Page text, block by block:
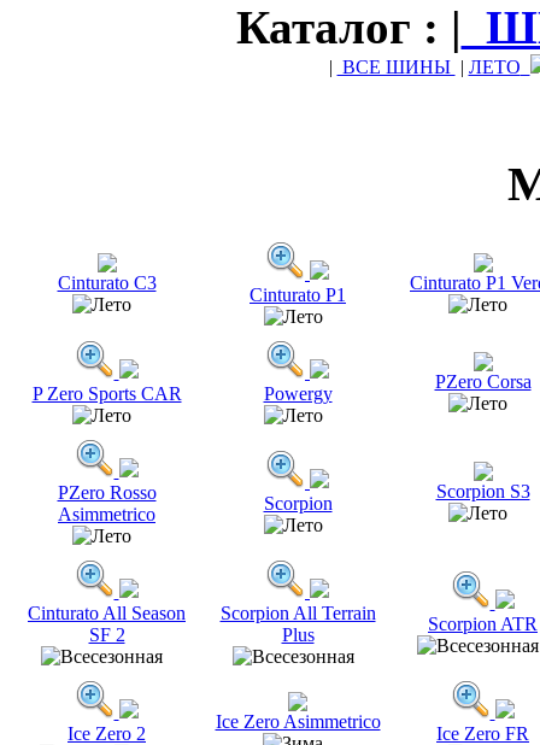
Каталог : |
| ВСЕ ШИНЫ | ЛЕТО
Cinturato C3
Cinturato P1
Cinturato P1
P Zero Sports CAR Powergy
PZero Corsa
PZero Rosso
Asimmetrico
Scorpion
Scorpion S3
Cinturato All Season
SF 2
Scorpion All Terrain
Plus
Scorpion ATR
Ice Zero 2
Ice Zero Asimmetrico
Ice Zero FR